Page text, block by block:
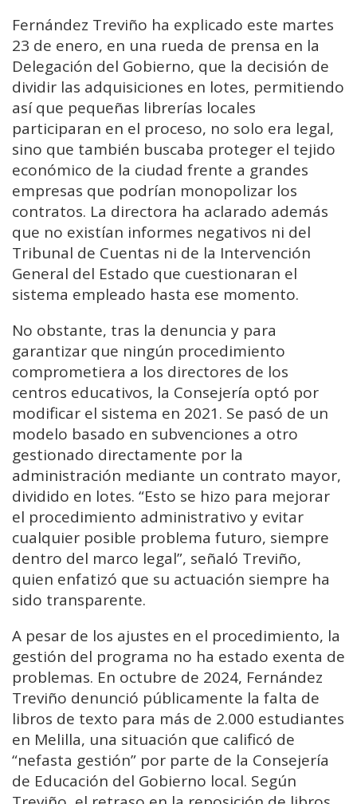
Fernández Treviño ha explicado este martes
23 de enero, en una rueda de prensa en la
Delegación del Gobierno, que la decisión de
dividir las adquisiciones en lotes, permitiendo
así que pequeñas librerías locales
participaran en el proceso, no solo era legal,
sino que también buscaba proteger el tejido
económico de la ciudad frente a grandes
empresas que podrían monopolizar los
contratos. La directora ha aclarado además
que no existían informes negativos ni del
Tribunal de Cuentas ni de la Intervención
General del Estado que cuestionaran el
sistema empleado hasta ese momento.
No obstante, tras la denuncia y para
garantizar que ningún procedimiento
comprometiera a los directores de los
centros educativos, la Consejería optó por
modificar el sistema en 2021. Se pasó de un
modelo basado en subvenciones a otro
gestionado directamente por la
administración mediante un contrato mayor,
dividido en lotes. “Esto se hizo para mejorar
el procedimiento administrativo y evitar
cualquier posible problema futuro, siempre
dentro del marco legal”, señaló Treviño,
quien enfatizó que su actuación siempre ha
sido transparente.
A pesar de los ajustes en el procedimiento, la
gestión del programa no ha estado exenta de
problemas. En octubre de 2024, Fernández
Treviño denunció públicamente la falta de
libros de texto para más de 2.000 estudiantes
en Melilla, una situación que calificó de
“nefasta gestión” por parte de la Consejería
de Educación del Gobierno local. Según